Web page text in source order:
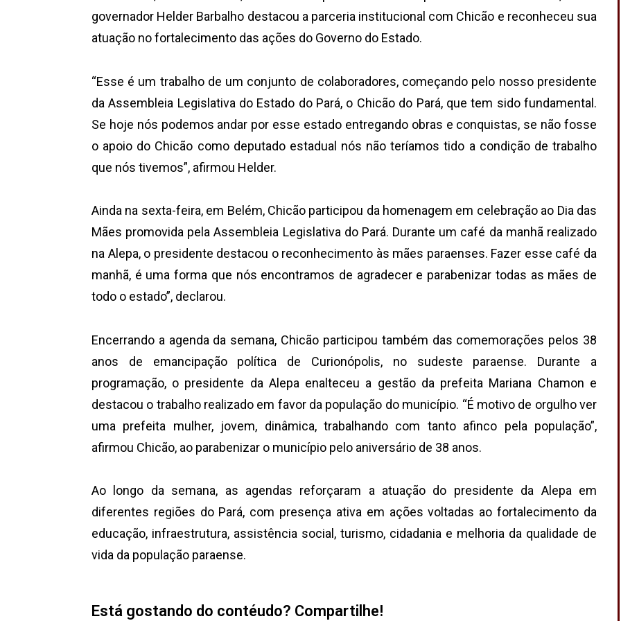
governador Helder Barbalho destacou a parceria institucional com Chicão e reconheceu sua
atuação no fortalecimento das ações do Governo do Estado.
“Esse é um trabalho de um conjunto de colaboradores, começando pelo nosso presidente
da Assembleia Legislativa do Estado do Pará, o Chicão do Pará, que tem sido fundamental.
Se hoje nós podemos andar por esse estado entregando obras e conquistas, se não fosse
o apoio do Chicão como deputado estadual nós não teríamos tido a condição de trabalho
que nós tivemos”, afirmou Helder.
Ainda na sexta-feira, em Belém, Chicão participou da homenagem em celebração ao Dia das
Mães promovida pela Assembleia Legislativa do Pará. Durante um café da manhã realizado
na Alepa, o presidente destacou o reconhecimento às mães paraenses. Fazer esse café da
manhã, é uma forma que nós encontramos de agradecer e parabenizar todas as mães de
todo o estado”, declarou.
Encerrando a agenda da semana, Chicão participou também das comemorações pelos 38
anos de emancipação política de Curionópolis, no sudeste paraense. Durante a
programação, o presidente da Alepa enalteceu a gestão da prefeita Mariana Chamon e
destacou o trabalho realizado em favor da população do município. “É motivo de orgulho ver
uma prefeita mulher, jovem, dinâmica, trabalhando com tanto afinco pela população”,
afirmou Chicão, ao parabenizar o município pelo aniversário de 38 anos.
Ao longo da semana, as agendas reforçaram a atuação do presidente da Alepa em
diferentes regiões do Pará, com presença ativa em ações voltadas ao fortalecimento da
educação, infraestrutura, assistência social, turismo, cidadania e melhoria da qualidade de
vida da população paraense.
Está gostando do contéudo? Compartilhe!